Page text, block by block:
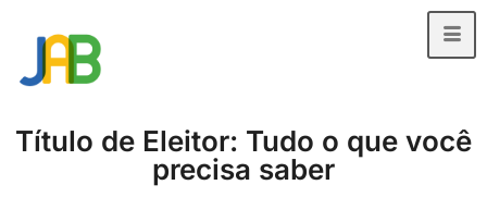
Título de Eleitor: Tudo o que você
precisa saber